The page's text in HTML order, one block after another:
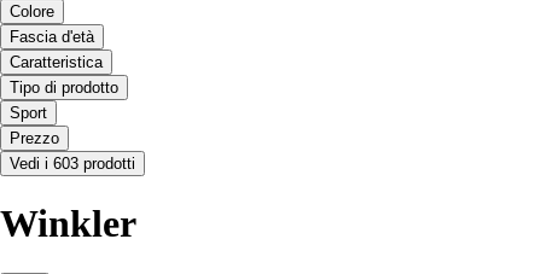
Colore
Fascia d'età
Caratteristica
Tipo di prodotto
Sport
Prezzo
Vedi i 603 prodotti
Winkler